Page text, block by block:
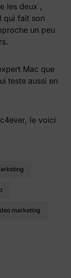
les deux ,
qui fait son
un peu
Mac que
teste aussi en
, le voici
marketing